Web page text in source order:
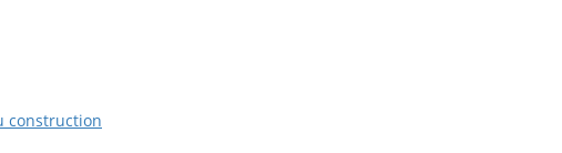
construction